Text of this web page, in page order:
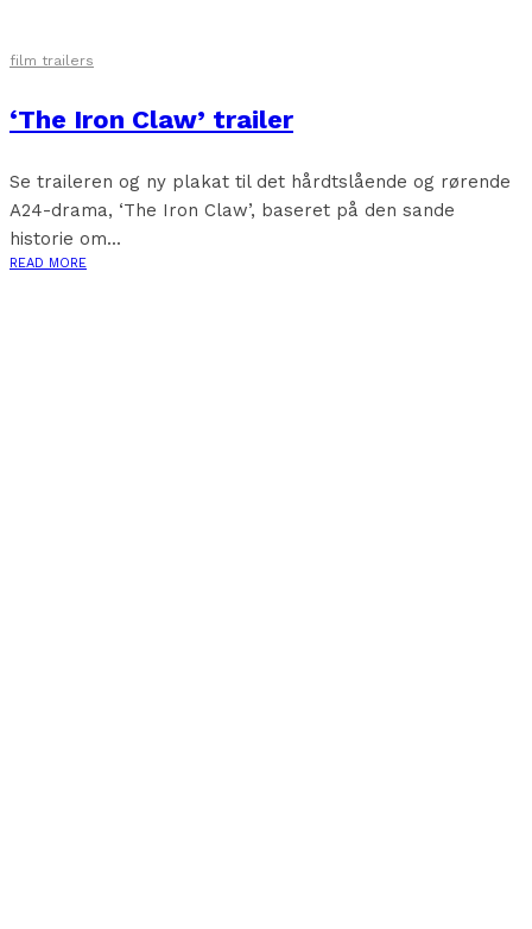
film trailers
‘The Iron Claw’ trailer
Se traileren og ny plakat til det hårdtslående og rørende
A24-drama, ‘The Iron Claw’, baseret på den sande
historie om...
READ MORE